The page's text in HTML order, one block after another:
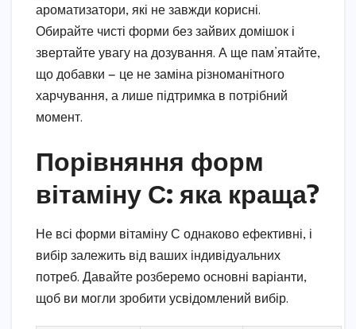
ароматизатори, які не завжди корисні.
Обирайте чисті форми без зайвих домішок і
звертайте увагу на дозування. А ще пам’ятайте,
що добавки — це не заміна різноманітного
харчування, а лише підтримка в потрібний
момент.
Порівняння форм
вітаміну С: яка краща?
Не всі форми вітаміну С однаково ефективні, і
вибір залежить від ваших індивідуальних
потреб. Давайте розберемо основні варіанти,
щоб ви могли зробити усвідомлений вибір.